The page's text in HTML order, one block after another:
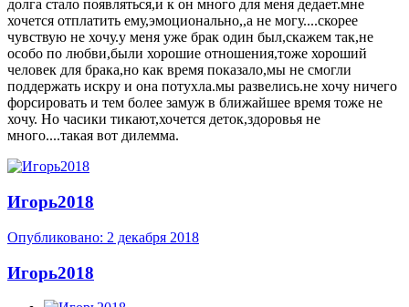
долга стало появляться,и к он много для меня дедает.мне
хочется отплатить ему,эмоционально,,а не могу....скорее
чувствую не хочу.у меня уже брак один был,скажем так,не
особо по любви,были хорошие отношения,тоже хороший
человек для брака,но как время показало,мы не смогли
поддержать искру и она потухла.мы развелись.не хочу ничего
форсировать и тем более замуж в ближайшее время тоже не
хочу. Но часики тикают,хочется деток,здоровья не
много....такая вот дилемма.
Игорь2018
Опубликовано: 2 декабря 2018
Игорь2018